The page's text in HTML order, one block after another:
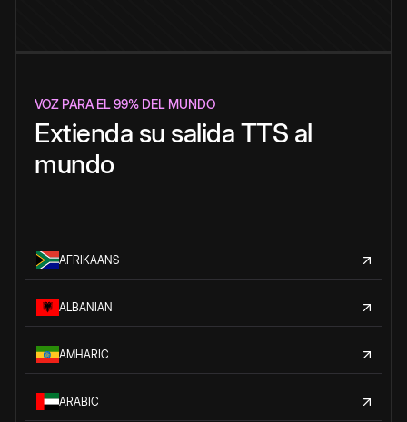
VOZ PARA EL 99% DEL MUNDO
Extienda su salida TTS al
mundo
AFRIKAANS
ALBANIAN
AMHARIC
ARABIC